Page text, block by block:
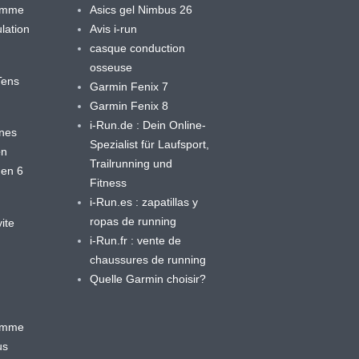
6
Asics gel Nimbus 26
Avis i-run
casque conduction
osseuse
Garmin Fenix 7
Garmin Fenix 8
i-Run.de : Dein Online-
Spezialist für Laufsport,
Trailrunning und
Fitness
i-Run.es : zapatillas y
ropas de running
i-Run.fr : vente de
chaussures de running
Quelle Garmin choisir?